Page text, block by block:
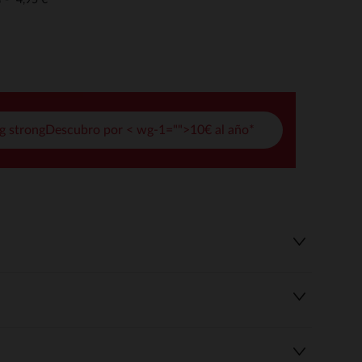
strongDescubro por < wg-1="">10€ al año*